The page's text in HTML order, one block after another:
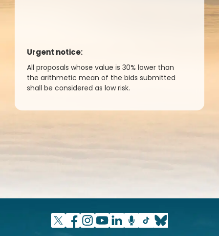
Urgent notice:
All proposals whose value is 30% lower than
the arithmetic mean of the bids submitted
shall be considered as low risk.